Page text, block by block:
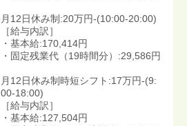
月12日休み制:20万円-(10:00-20:00)
［給与内訳］
・基本給:170,414円
・固定残業代（19時間分）:29,586円
月12日休み制時短シフト:17万円-(9:
00-18:00)
［給与内訳］
・基本給:127,504円